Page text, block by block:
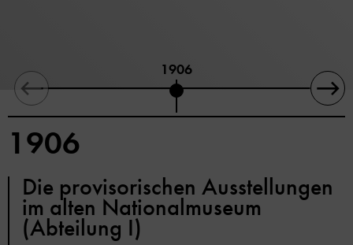
1906
1906
Die provisorischen Ausstellungen
im alten Nationalmuseum
(Abteilung I)